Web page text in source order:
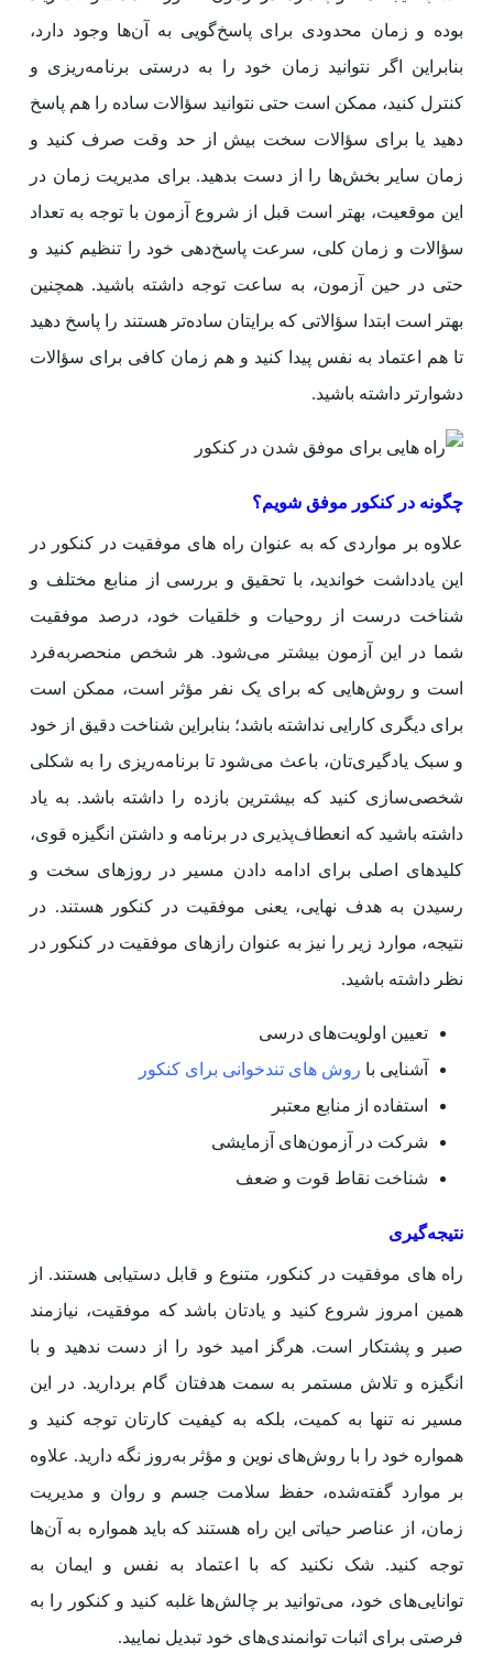
بوده و زمان محدودی برای پاسخ‌گویی به آن‌ها وجود دارد،
بنابراین اگر نتوانید زمان خود را به درستی برنامه‌ریزی و
کنترل کنید، ممکن است حتی نتوانید سؤالات ساده را هم پاسخ
دهید یا برای سؤالات سخت بیش از حد وقت صرف کنید و
زمان سایر بخش‌ها را از دست بدهید. برای مدیریت زمان در
این موقعیت، بهتر است قبل از شروع آزمون با توجه به تعداد
سؤالات و زمان کلی، سرعت پاسخ‌دهی خود را تنظیم کنید و
حتی در حین آزمون، به ساعت توجه داشته باشید. همچنین
بهتر است ابتدا سؤالاتی که برایتان ساده‌تر هستند را پاسخ دهید
تا هم اعتماد به نفس پیدا کنید و هم زمان کافی برای سؤالات
دشوارتر داشته باشید.
چگونه در کنکور موفق شویم؟
علاوه بر مواردی که به عنوان راه های موفقیت در کنکور در
این یادداشت خواندید، با تحقیق و بررسی از منابع مختلف و
شناخت درست از روحیات و خلقیات خود، درصد موفقیت
شما در این آزمون بیشتر می‌شود. هر شخص منحصربه‌فرد
است و روش‌هایی که برای یک نفر مؤثر است، ممکن است
برای دیگری کارایی نداشته باشد؛ بنابراین شناخت دقیق از خود
و سبک یادگیری‌تان، باعث می‌شود تا برنامه‌ریزی را به شکلی
شخصی‌سازی کنید که بیشترین بازده را داشته باشد. به یاد
داشته باشید که انعطاف‌پذیری در برنامه و داشتن انگیزه قوی،
کلیدهای اصلی برای ادامه دادن مسیر در روزهای سخت و
رسیدن به هدف نهایی، یعنی موفقیت در کنکور هستند. در
نتیجه، موارد زیر را نیز به عنوان رازهای موفقیت در کنکور در
نظر داشته باشید.
تعیین اولویت‌های درسی
آشنایی با روش های تندخوانی برای کنکور
استفاده از منابع معتبر
شرکت در آزمون‌های آزمایشی
شناخت نقاط قوت و ضعف
نتیجه‌گیری
راه های موفقیت در کنکور، متنوع و قابل دستیابی هستند. از
همین امروز شروع کنید و یادتان باشد که موفقیت، نیازمند
صبر و پشتکار است. هرگز امید خود را از دست ندهید و با
انگیزه و تلاش مستمر به سمت هدفتان گام بردارید. در این
مسیر نه تنها به کمیت، بلکه به کیفیت کارتان توجه کنید و
همواره خود را با روش‌های نوین و مؤثر به‌روز نگه دارید. علاوه
بر موارد گفته‌شده، حفظ سلامت جسم و روان و مدیریت
زمان، از عناصر حیاتی این راه هستند که باید همواره به آن‌ها
توجه کنید. شک نکنید که با اعتماد به نفس و ایمان به
توانایی‌های خود، می‌توانید بر چالش‌ها غلبه کنید و کنکور را به
فرصتی برای اثبات توانمندی‌های خود تبدیل نمایید.